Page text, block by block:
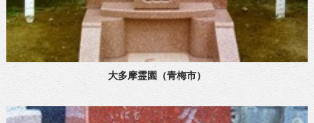
大多摩霊園（青梅市）